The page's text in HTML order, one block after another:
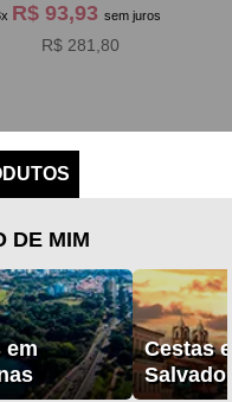
R$ 93,93sem juros
R$ 281,80
DE MIM
em
Cestas